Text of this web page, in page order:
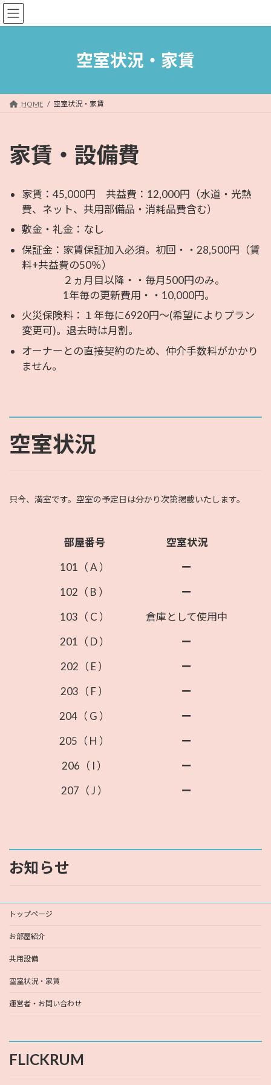
コ
ン
ナ
ビ
空室状況・家賃
HOME 空室状況・家賃
家賃・設備費
家賃：45,000円 共益費：12,000円（水道・光熱
費、ネット、共用部備品・消耗品費含む）
敷金・礼金：なし
保証金：家賃保証加入必須。初回・・28,500円（賃
料+共益費の50％）
２ヵ月目以降・・毎月500円のみ。
1年毎の更新費用・・10,000円。
火災保険料：１年毎に6920円～(希望によりプラン
変更可)。退去時は月割。
オーナーとの直接契約のため、仲介手数料がかかり
ません。
空室状況
只今、満室です。空室の予定日は分かり次第掲載いたします。
部屋番号
空室状況
101（ A ）
ー
102（ B ）
ー
103（ C ）
倉庫として使用中
201（ D ）
ー
202（ E）
ー
203（ F）
ー
204（ G ）
ー
205（ H ）
ー
206（ I ）
ー
207（ J ） ー
お知らせ
トップページ
お部屋紹介
共用設備
空室状況・家賃
運営者・お問い合わせ
FLICKRUM